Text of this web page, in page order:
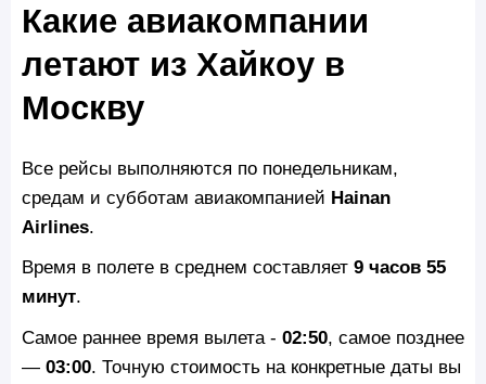
Какие авиакомпании
летают из Хайкоу в
Москву
Все рейсы выполняются по понедельникам,
средам и субботам авиакомпанией Hainan
Airlines.
Время в полете в среднем составляет 9 часов 55
минут.
Самое раннее время вылета - 02:50, самое позднее
— 03:00. Точную стоимость на конкретные даты вы